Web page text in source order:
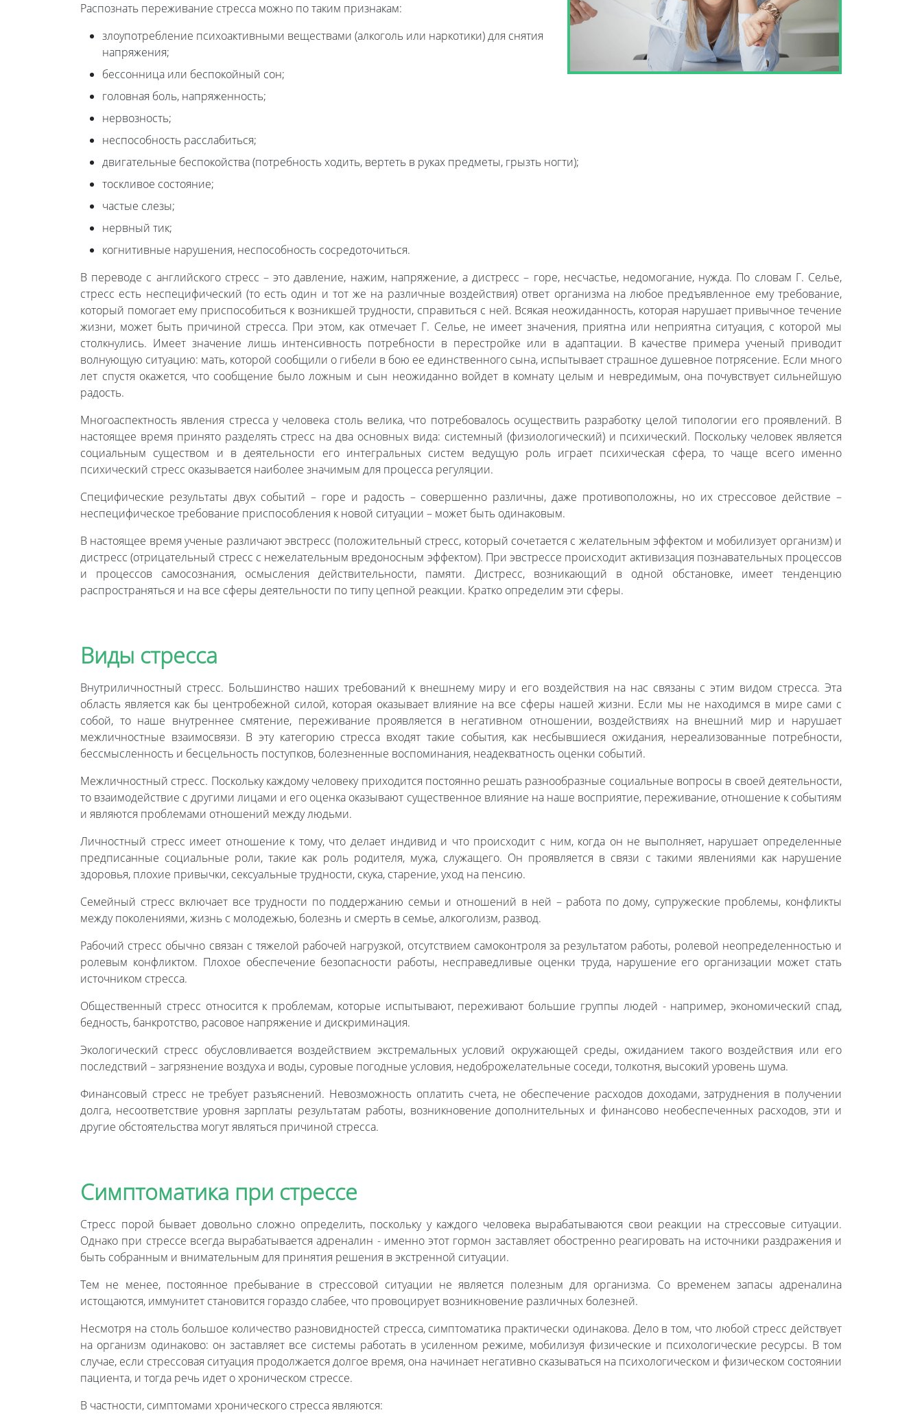
Распознать переживание стресса можно по таким признакам:
злоупотребление психоактивными веществами (алкоголь или наркотики) для снятия
напряжения;
бессонница или беспокойный сон;
головная боль, напряженность;
нервозность;
неспособность расслабиться;
двигательные беспокойства (потребность ходить, вертеть в руках предметы, грызть ногти);
тоскливое состояние;
частые слезы;
нервный тик;
когнитивные нарушения, неспособность сосредоточиться.
В переводе с английского стресс – это давление, нажим, напряжение, а дистресс – горе, несчастье, недомогание, нужда. По словам Г. Селье,
стресс есть неспецифический (то есть один и тот же на различные воздействия) ответ организма на любое предъявленное ему требование,
который помогает ему приспособиться к возникшей трудности, справиться с ней. Всякая неожиданность, которая нарушает привычное течение
жизни, может быть причиной стресса. При этом, как отмечает Г. Селье, не имеет значения, приятна или неприятна ситуация, с которой мы
столкнулись. Имеет значение лишь интенсивность потребности в перестройке или в адаптации. В качестве примера ученый приводит
волнующую ситуацию: мать, которой сообщили о гибели в бою ее единственного сына, испытывает страшное душевное потрясение. Если много
лет спустя окажется, что сообщение было ложным и сын неожиданно войдет в комнату целым и невредимым, она почувствует сильнейшую
радость.
Многоаспектность явления стресса у человека столь велика, что потребовалось осуществить разработку целой типологии его проявлений. В
настоящее время принято разделять стресс на два основных вида: системный (физиологический) и психический. Поскольку человек является
социальным существом и в деятельности его интегральных систем ведущую роль играет психическая сфера, то чаще всего именно
психический стресс оказывается наиболее значимым для процесса регуляции.
Специфические результаты двух событий – горе и радость – совершенно различны, даже противоположны, но их стрессовое действие –
неспецифическое требование приспособления к новой ситуации – может быть одинаковым.
В настоящее время ученые различают эвстресс (положительный стресс, который сочетается с желательным эффектом и мобилизует организм) и
дистресс (отрицательный стресс с нежелательным вредоносным эффектом). При эвстрессе происходит активизация познавательных процессов
и процессов самосознания, осмысления действительности, памяти. Дистресс, возникающий в одной обстановке, имеет тенденцию
распространяться и на все сферы деятельности по типу цепной реакции. Кратко определим эти сферы.
Виды стресса
Внутриличностный стресс. Большинство наших требований к внешнему миру и его воздействия на нас связаны с этим видом стресса. Эта
область является как бы центробежной силой, которая оказывает влияние на все сферы нашей жизни. Если мы не находимся в мире сами с
собой, то наше внутреннее смятение, переживание проявляется в негативном отношении, воздействиях на внешний мир и нарушает
межличностные взаимосвязи. В эту категорию стресса входят такие события, как несбывшиеся ожидания, нереализованные потребности,
бессмысленность и бесцельность поступков, болезненные воспоминания, неадекватность оценки событий.
Межличностный стресс. Поскольку каждому человеку приходится постоянно решать разнообразные социальные вопросы в своей деятельности,
то взаимодействие с другими лицами и его оценка оказывают существенное влияние на наше восприятие, переживание, отношение к событиям
и являются проблемами отношений между людьми.
Личностный стресс имеет отношение к тому, что делает индивид и что происходит с ним, когда он не выполняет, нарушает определенные
предписанные социальные роли, такие как роль родителя, мужа, служащего. Он проявляется в связи с такими явлениями как нарушение
здоровья, плохие привычки, сексуальные трудности, скука, старение, уход на пенсию.
Семейный стресс включает все трудности по поддержанию семьи и отношений в ней – работа по дому, супружеские проблемы, конфликты
между поколениями, жизнь с молодежью, болезнь и смерть в семье, алкоголизм, развод.
Рабочий стресс обычно связан с тяжелой рабочей нагрузкой, отсутствием самоконтроля за результатом работы, ролевой неопределенностью и
ролевым конфликтом. Плохое обеспечение безопасности работы, несправедливые оценки труда, нарушение его организации может стать
источником стресса.
Общественный стресс относится к проблемам, которые испытывают, переживают большие группы людей - например, экономический спад,
бедность, банкротство, расовое напряжение и дискриминация.
Экологический стресс обусловливается воздействием экстремальных условий окружающей среды, ожиданием такого воздействия или его
последствий – загрязнение воздуха и воды, суровые погодные условия, недоброжелательные соседи, толкотня, высокий уровень шума.
Финансовый стресс не требует разъяснений. Невозможность оплатить счета, не обеспечение расходов доходами, затруднения в получении
долга, несоответствие уровня зарплаты результатам работы, возникновение дополнительных и финансово необеспеченных расходов, эти и
другие обстоятельства могут являться причиной стресса.
Симптоматика при стрессе
Стресс порой бывает довольно сложно определить, поскольку у каждого человека вырабатываются свои реакции на стрессовые ситуации.
Однако при стрессе всегда вырабатывается адреналин - именно этот гормон заставляет обостренно реагировать на источники раздражения и
быть собранным и внимательным для принятия решения в экстренной ситуации.
Тем не менее, постоянное пребывание в стрессовой ситуации не является полезным для организма. Со временем запасы адреналина
истощаются, иммунитет становится гораздо слабее, что провоцирует возникновение различных болезней.
Несмотря на столь большое количество разновидностей стресса, симптоматика практически одинакова. Дело в том, что любой стресс действует
на организм одинаково: он заставляет все системы работать в усиленном режиме, мобилизуя физические и психологические ресурсы. В том
случае, если стрессовая ситуация продолжается долгое время, она начинает негативно сказываться на психологическом и физическом состоянии
пациента, и тогда речь идет о хроническом стрессе.
В частности, симптомами хронического стресса являются: